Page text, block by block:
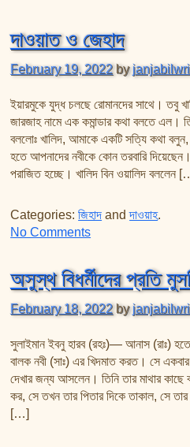
দাওয়াত ও জেহাদ
February 19, 2022 by
ইয়ারমুকে যুদ্ধ চলছে রোমানদের সাথে। তবু
জারজাহ নামে এক কমান্ডার কথা বলতে এল।
বললোঃ খালিদ, আমাকে একটি সত্যি কথা
হতে আপনাদের নবীকে কোন তরবারি
পরাজিত হচ্ছে। খালিদ বিন ওয়ালিদ বললেন
Categories: জিহাদ andদাওয়াহ.
No Commentson দাওয়াত ও জেহাদ
অসুস্থ বিধর্মীদের প্রতি
February 18, 2022 by
সুলাইমান ইবনু হারব (রহঃ)— আনাস (রাঃ) হতে
বালক নবী (সাঃ) এর খিদমাত করত। সে
দেখার জন্য আসলেন। তিনি তার মাথার কাছে
কর, সে তখন তার পিতার দিকে তাকাল, সে
[…]